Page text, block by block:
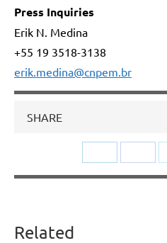
Press Inquiries
Erik N. Medina
+55 19 3518-3138
erik.medina@cnpem.br
SHARE
Share
on
Share
on
Related